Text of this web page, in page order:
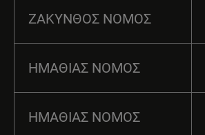
ΖΑΚΥΝΘΟΣ ΝΟΜΟΣ
ΗΜΑΘΙΑΣ ΝΟΜΟΣ
ΗΜΑΘΙΑΣ ΝΟΜΟΣ